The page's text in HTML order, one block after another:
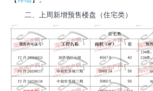
二、上周新增预售楼盘（住宅类）